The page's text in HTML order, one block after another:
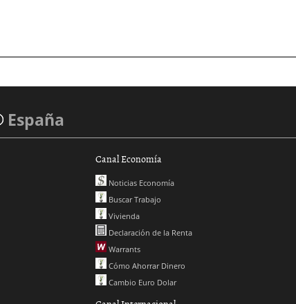
España
Canal Economía
Noticias Economía
Buscar Trabajo
Vivienda
Declaración de la Renta
Warrants
Cómo Ahorrar Dinero
Cambio Euro Dolar